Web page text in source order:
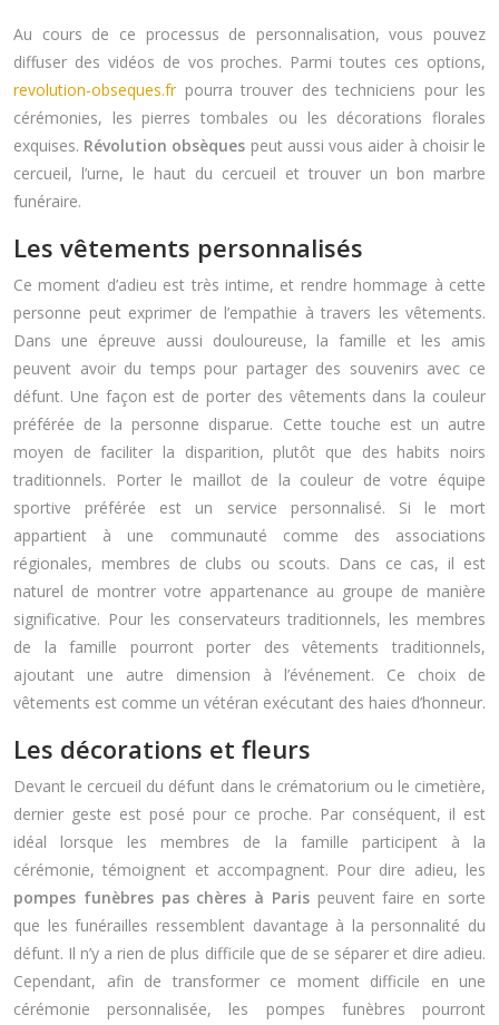
Au cours de ce processus de personnalisation, vous pouvez
diffuser des vidéos de vos proches. Parmi toutes ces options,
revolution-obseques.frpourra trouver des techniciens pour les
cérémonies, les pierres tombales ou les décorations florales
exquises. Révolution obsèques peut aussi vous aider à choisir le
cercueil, l’urne, le haut du cercueil et trouver un bon marbre
funéraire.
Les vêtements personnalisés
Ce moment d’adieu est très intime, et rendre hommage à cette
personne peut exprimer de l’empathie à travers les vêtements.
Dans une épreuve aussi douloureuse, la famille et les amis
peuvent avoir du temps pour partager des souvenirs avec ce
défunt. Une façon est de porter des vêtements dans la couleur
préférée de la personne disparue. Cette touche est un autre
moyen de faciliter la disparition, plutôt que des habits noirs
traditionnels. Porter le maillot de la couleur de votre équipe
sportive préférée est un service personnalisé. Si le mort
appartient à une communauté comme des associations
régionales, membres de clubs ou scouts. Dans ce cas, il est
naturel de montrer votre appartenance au groupe de manière
significative. Pour les conservateurs traditionnels, les membres
de la famille pourront porter des vêtements traditionnels,
ajoutant une autre dimension à l’événement. Ce choix de
vêtements est comme un vétéran exécutant des haies d’honneur.
Les décorations et fleurs
Devant le cercueil du défunt dans le crématorium ou le cimetière,
dernier geste est posé pour ce proche. Par conséquent, il est
idéal lorsque les membres de la famille participent à la
cérémonie, témoignent et accompagnent. Pour dire adieu, les
pompes funèbres pas chères à Parispeuvent faire en sorte
que les funérailles ressemblent davantage à la personnalité du
défunt. Il n’y a rien de plus difficile que de se séparer et dire adieu.
Cependant, afin de transformer ce moment difficile en une
cérémonie personnalisée, les pompes funèbres pourront